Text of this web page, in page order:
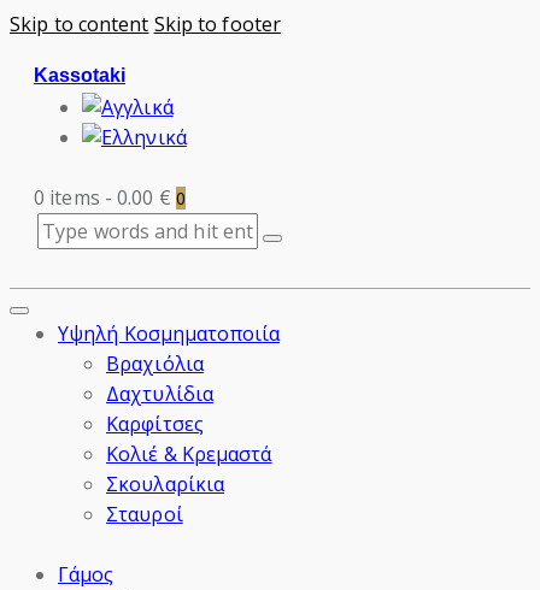
Skip to content Skip to footer
Kassotaki
0 items - 0.00 € 0
Υψηλή Κοσμηματοποιία
Βραχιόλια
Δαχτυλίδια
Καρφίτσες
Κολιέ & Κρεμαστά
Σκουλαρίκια
Σταυροί
Γάμος